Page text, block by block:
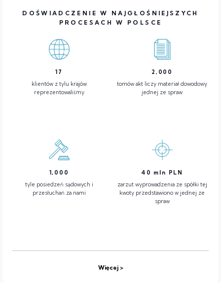
DOŚWIADCZENIE W NAJGŁOŚNIEJSZYCH
PROCESACH W POLSCE
17
klientów z tylu krajów
reprezentowaliśmy
2,000
tomów akt liczy materiał dowodowy
jednej ze spraw
1,000
tyle posiedzeń sądowych i
przesłuchań za nami
40 mln PLN
zarzut wyprowadzenia ze spółki tej
kwoty przedstawiono w jednej ze
spraw
Więcej